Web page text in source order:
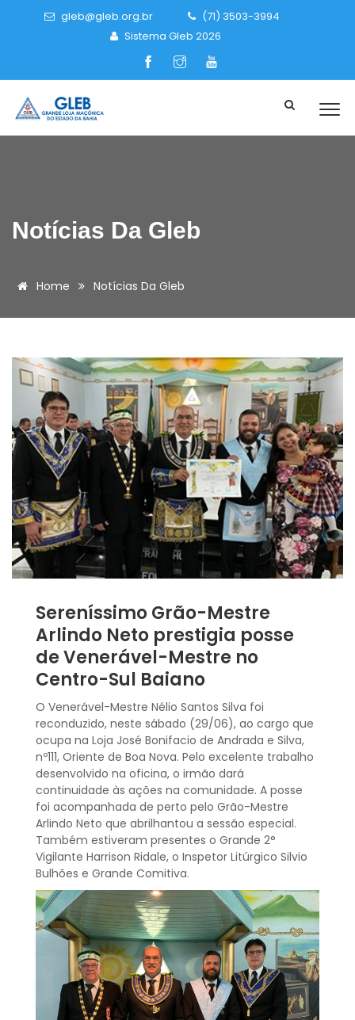
gleb@gleb.org.br
(71) 3503-3994
Sistema Gleb 2026
Notícias Da Gleb
Home Notícias Da Gleb
Sereníssimo Grão-Mestre
Arlindo Neto prestigia posse
de Venerável-Mestre no
Centro-Sul Baiano
O Venerável-Mestre Nélio Santos Silva foi
reconduzido, neste sábado (29/06), ao cargo que
ocupa na Loja José Bonifacio de Andrada e Silva,
nº111, Oriente de Boa Nova. Pelo excelente trabalho
desenvolvido na oficina, o irmão dará
continuidade às ações na comunidade. A posse
foi acompanhada de perto pelo Grão-Mestre
Arlindo Neto que abrilhantou a sessão especial.
Também estiveram presentes o Grande 2°
Vigilante Harrison Ridale, o Inspetor Litúrgico Silvio
Bulhões e Grande Comitiva.